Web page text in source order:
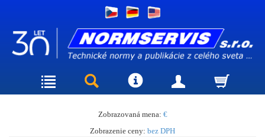
Zobrazovaná mena: €
Zobrazenie ceny: bez DPH